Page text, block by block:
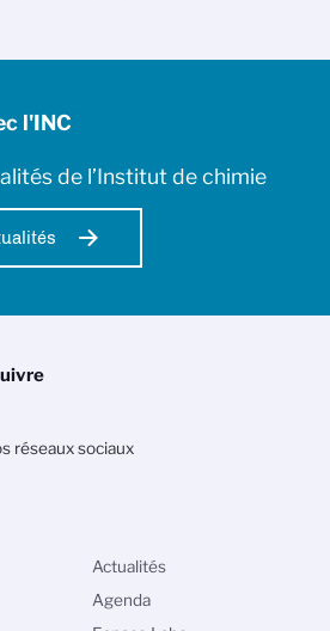
l'INC
de l’Institut de chimie
réseaux sociaux
Actualités
Agenda